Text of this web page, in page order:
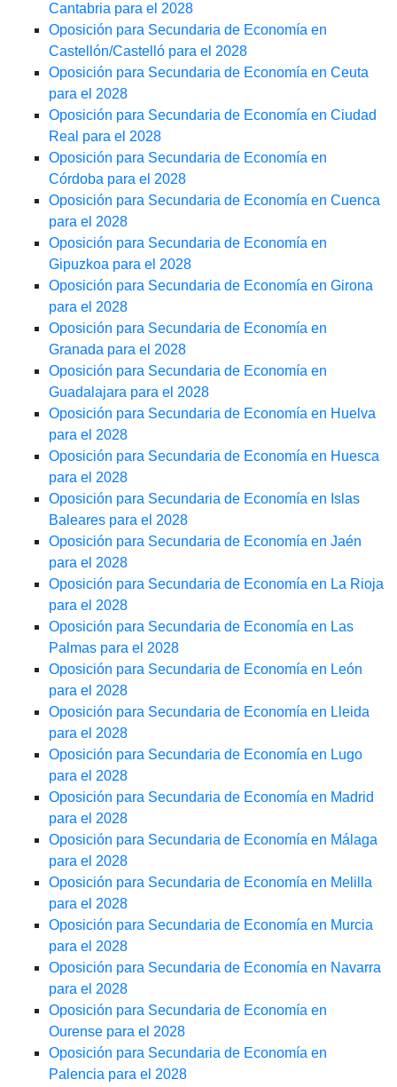
Cantabria para el 2028
Oposición para Secundaria de Economía en
Castellón/Castelló para el 2028
Oposición para Secundaria de Economía en Ceuta
para el 2028
Oposición para Secundaria de Economía en Ciudad
Real para el 2028
Oposición para Secundaria de Economía en
Córdoba para el 2028
Oposición para Secundaria de Economía en Cuenca
para el 2028
Oposición para Secundaria de Economía en
Gipuzkoa para el 2028
Oposición para Secundaria de Economía en Girona
para el 2028
Oposición para Secundaria de Economía en
Granada para el 2028
Oposición para Secundaria de Economía en
Guadalajara para el 2028
Oposición para Secundaria de Economía en Huelva
para el 2028
Oposición para Secundaria de Economía en Huesca
para el 2028
Oposición para Secundaria de Economía en Islas
Baleares para el 2028
Oposición para Secundaria de Economía en Jaén
para el 2028
Oposición para Secundaria de Economía en La Rioja
para el 2028
Oposición para Secundaria de Economía en Las
Palmas para el 2028
Oposición para Secundaria de Economía en León
para el 2028
Oposición para Secundaria de Economía en Lleida
para el 2028
Oposición para Secundaria de Economía en Lugo
para el 2028
Oposición para Secundaria de Economía en Madrid
para el 2028
Oposición para Secundaria de Economía en Málaga
para el 2028
Oposición para Secundaria de Economía en Melilla
para el 2028
Oposición para Secundaria de Economía en Murcia
para el 2028
Oposición para Secundaria de Economía en Navarra
para el 2028
Oposición para Secundaria de Economía en
Ourense para el 2028
Oposición para Secundaria de Economía en
Palencia para el 2028